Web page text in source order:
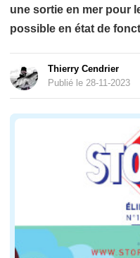
une sortie en mer pour
possible en état de
Thierry Cendrier
Publié le 28-11-2023